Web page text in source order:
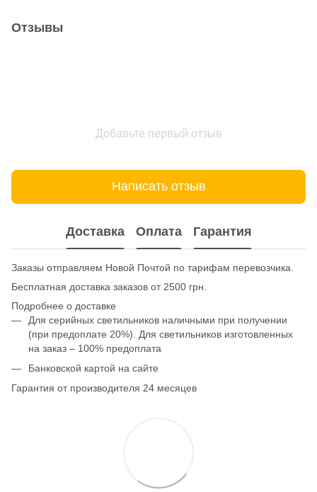
Отзывы
Добавьте первый отзыв
Написать отзыв
Доставка Оплата Гарантия
Заказы отправляем Новой Почтой по тарифам перевозчика.
Бесплатная доставка заказов от 2500 грн.
Подробнее о доставке
Для серийных светильников наличными при получении
(при предоплате 20%). Для светильников изготовленных
на заказ – 100% предоплата
Банковской картой на сайте
Гарантия от производителя 24 месяцев